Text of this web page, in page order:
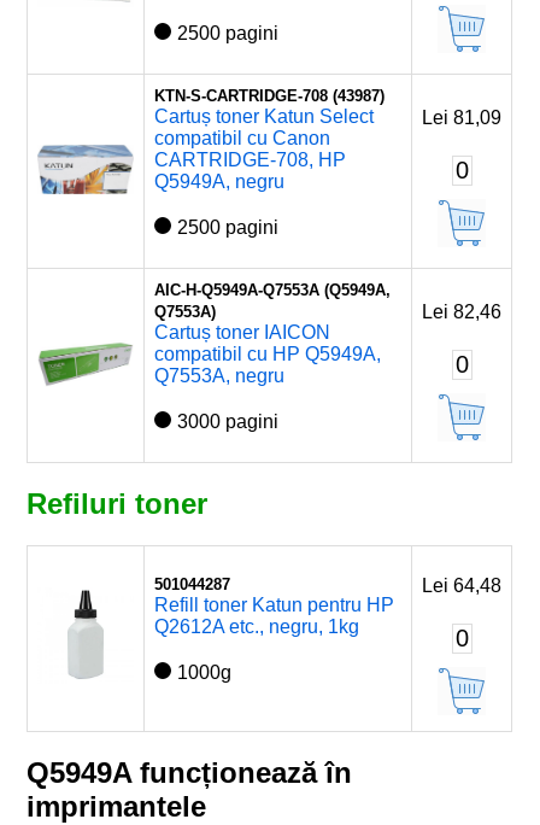
2500 pagini
KTN-S-CARTRIDGE-708 (43987)
Cartuș toner Katun Select
compatibil cu Canon
CARTRIDGE-708, HP
Q5949A, negru
2500 pagini
Lei 81,09
0
AIC-H-Q5949A-Q7553A (Q5949A,
Q7553A)
Cartuș toner IAICON
compatibil cu HP Q5949A,
Q7553A, negru
3000 pagini
Lei 82,46
0
Refiluri toner
501044287
Refill toner Katun pentru HP
Q2612A etc., negru, 1kg
1000g
Lei 64,48
0
Q5949A funcționează în
imprimantele